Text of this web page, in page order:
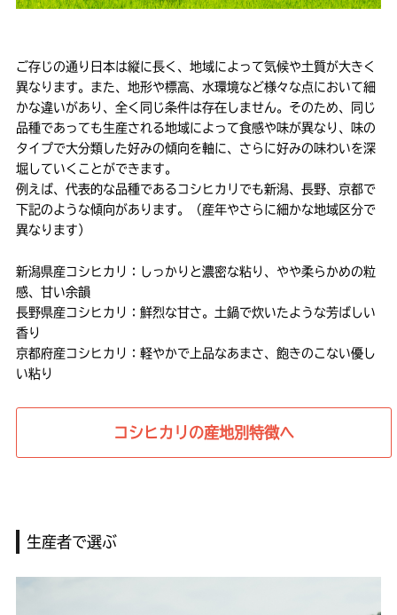
ご存じの通り日本は縦に長く、地域によって気候や土質が大きく
異なります。また、地形や標高、水環境など様々な点において細
かな違いがあり、全く同じ条件は存在しません。そのため、同じ
品種であっても生産される地域によって食感や味が異なり、味の
タイプで大分類した好みの傾向を軸に、さらに好みの味わいを深
堀していくことができます。
例えば、代表的な品種であるコシヒカリでも新潟、長野、京都で
下記のような傾向があります。（産年やさらに細かな地域区分で
異なります）
新潟県産コシヒカリ：しっかりと濃密な粘り、やや柔らかめの粒
感、甘い余韻
長野県産コシヒカリ：鮮烈な甘さ。土鍋で炊いたような芳ばしい
香り
京都府産コシヒカリ：軽やかで上品なあまさ、飽きのこない優し
い粘り
コシヒカリの産地別特徴へ
生産者で選ぶ